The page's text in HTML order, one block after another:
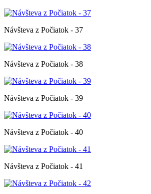
Návšteva z Počiatok - 37
Návšteva z Počiatok - 38
Návšteva z Počiatok - 39
Návšteva z Počiatok - 40
Návšteva z Počiatok - 41